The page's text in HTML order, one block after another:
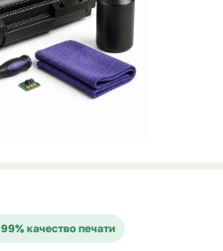
99% качество печати